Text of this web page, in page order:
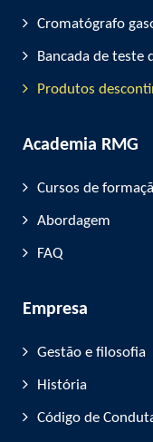
Cromatógrafo
Bancada de teste
Produtos
Academia RMG
Cursos de
Abordagem
FAQ
Empresa
Gestão e filosofia
História
Código de